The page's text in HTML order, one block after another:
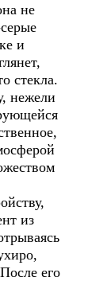
не
и
стекла.
нежели
из
его